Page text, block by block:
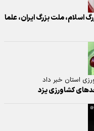
اسلام، ملت بزرگ ایران، علما
استان خبر داد
کشاورزی یزد